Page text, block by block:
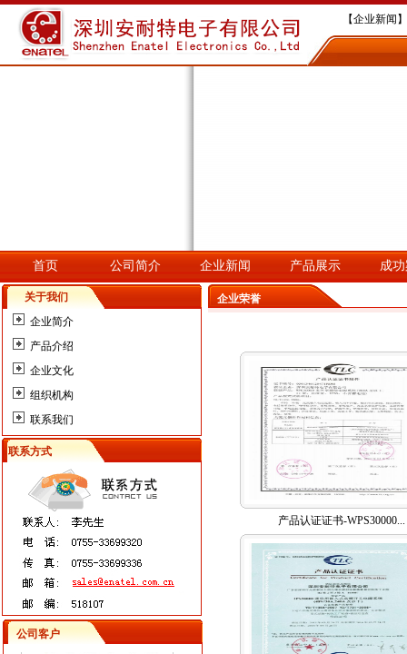
【企业新闻
【企业新闻
【企业新闻
首页 公司简介 企业新闻 产品展示 成
关于我们
企业简介
产品介绍
企业文化
组织机构
联系我们
联系方式
公司客户
企业荣誉
产品认证证书-WPS30000...